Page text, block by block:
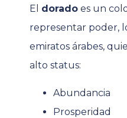
El dorado es un
representar poder,
emiratos árabes,
alto status:
Abundancia
Prosperidad